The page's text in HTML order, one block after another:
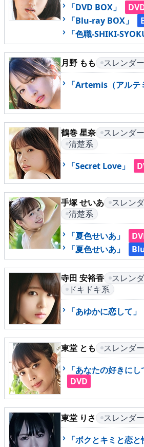
ご利用ガイド
▶更新情報
▶個人情報保護について
▶よくあるご質問
▶会社概要
▶お問い合わせフォーム
「DVD BOX」
「Blu-ray BOX」
「色職-SHIKI-
月野 もも スレンダー
「Artemis（アルテ
鶴巻 星奈 スレンダー
清楚系
「Secret Love」
手塚 せいあ スレン
清楚系
「夏色せいあ」
「夏色せいあ」
寺田 安裕香 スレン
ドキドキ系
「あゆかに恋して」
東堂 とも スレンダー
「あなたの好きに
DVD
東堂 りさ スレンダー
「ボクとキミと恋と